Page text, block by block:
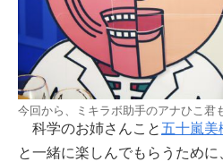
今回から、ミキラボ助手のアナひこ君
科学のお姉さんこと 五十嵐美
と一緒に楽しんでもらうため